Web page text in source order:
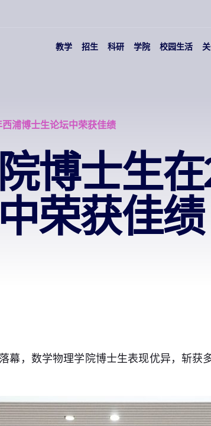
教学 招生 科研 学院 校园生活
浦博士生论坛中荣获佳绩
博士生
荣获佳绩
幕，数学物理学院博士生表现优异，斩